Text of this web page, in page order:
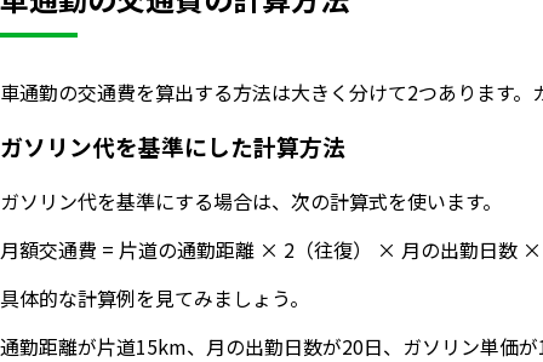
車通勤の交通費を算出する方法は大きく分けて2つあります
ガソリン代を基準にした計算方法
ガソリン代を基準にする場合は、次の計算式を使います。
月額交通費 = 片道の通勤距離 × 2（往復） × 月の出勤日数
具体的な計算例を見てみましょう。
通勤距離が片道15km、月の出勤日数が20日、ガソリン単価